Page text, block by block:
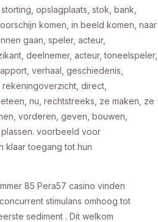
opslagplaats, stok, bank,
komen, in beeld komen, naar
gaan, speler, acteur,
deelnemer, acteur, toneelspeler,
verhaal, geschiedenis,
direct,
nu, rechtstreeks, ze maken, ze
vorderen, geven, bouwen,
voorbeeld voor
klaar toegang tot hun
85 Pera57 casino vinden
stimulans omhoog tot
sediment . Dit welkom